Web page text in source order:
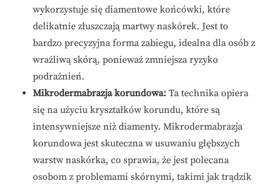
wykorzystuje się diamentowe końcówki, które
delikatnie złuszczają martwy naskórek. Jest to
bardzo precyzyjna forma zabiegu, idealna dla osób z
wrażliwą skórą, ponieważ zmniejsza ryzyko
podrażnień.
Mikrodermabrazja korundowa: Ta technika opiera
się na użyciu kryształków korundu, które są
intensywniejsze niż diamenty. Mikrodermabrazja
korundowa jest skuteczna w usuwaniu głębszych
warstw naskórka, co sprawia, że jest polecana
osobom z problemami skórnymi, takimi jak trądzik